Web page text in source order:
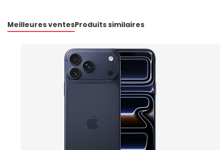
Meilleures ventesProduits similaires